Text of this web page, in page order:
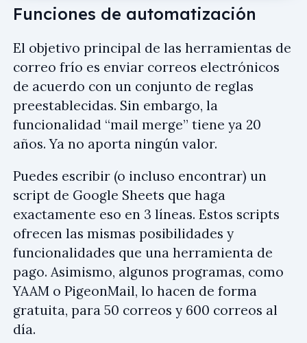
Funciones de automatización
El objetivo principal de las herramientas de
correo frío es enviar correos electrónicos
de acuerdo con un conjunto de reglas
preestablecidas. Sin embargo, la
funcionalidad “mail merge” tiene ya 20
años. Ya no aporta ningún valor.
Puedes escribir (o incluso encontrar) un
script de Google Sheets que haga
exactamente eso en 3 líneas. Estos scripts
ofrecen las mismas posibilidades y
funcionalidades que una herramienta de
pago. Asimismo, algunos programas, como
YAAM o PigeonMail, lo hacen de forma
gratuita, para 50 correos y 600 correos al
día.